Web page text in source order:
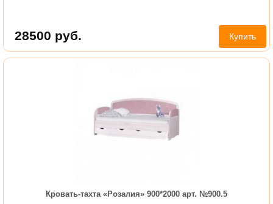
28500 руб. Купить
Кровать-тахта «Розалия» 900*2000 арт. №900.5